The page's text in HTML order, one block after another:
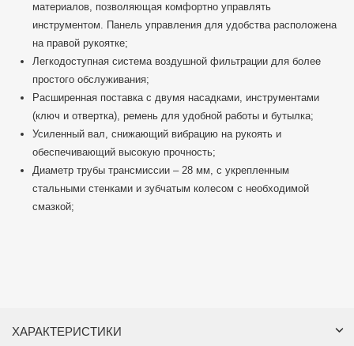
материалов, позволяющая комфортно управлять
инструментом. Панель управления для удобства расположена
на правой рукоятке;
Легкодоступная система воздушной фильтрации для более
простого обслуживания;
Расширенная поставка с двумя насадками, инструментами
(ключ и отвертка), ремень для удобной работы и бутылка;
Усиленный вал, снижающий вибрацию на рукоять и
обеспечивающий высокую прочность;
Диаметр трубы трансмиссии – 28 мм, с укрепленным
стальными стенками и зубчатым колесом с необходимой
смазкой;
ХАРАКТЕРИСТИКИ